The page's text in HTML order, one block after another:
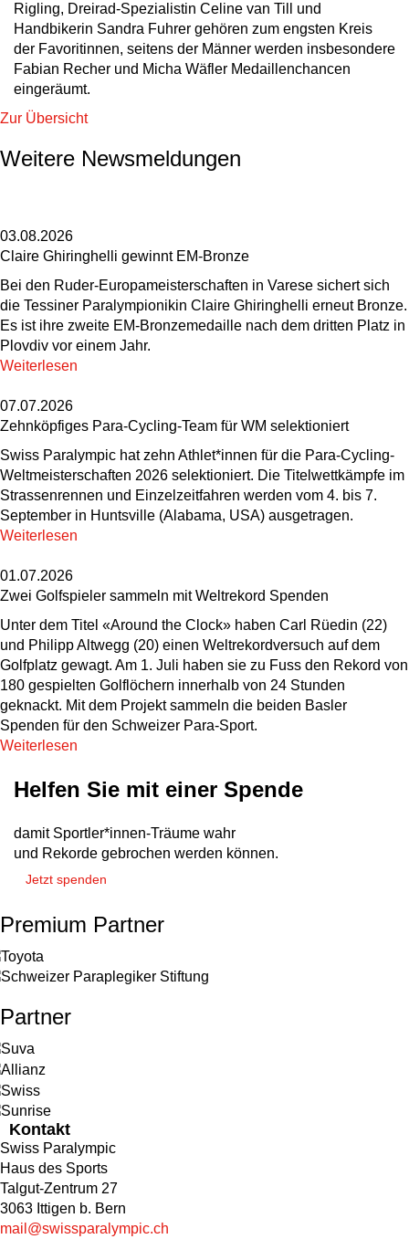
Rigling, Dreirad-Spezialistin Celine van Till und
Handbikerin Sandra Fuhrer gehören zum engsten Kreis
der Favoritinnen, seitens der Männer werden insbesondere
Fabian Recher und Micha Wäfler Medaillenchancen
eingeräumt.
Zur Übersicht
Weitere Newsmeldungen
03.08.2026
Claire Ghiringhelli gewinnt EM-Bronze
Bei den Ruder-Europameisterschaften in Varese sichert sich
die Tessiner Paralympionikin Claire Ghiringhelli erneut Bronze.
Es ist ihre zweite EM-Bronzemedaille nach dem dritten Platz in
Plovdiv vor einem Jahr.
Weiterlesen
07.07.2026
Zehnköpfiges Para-Cycling-Team für WM selektioniert
Swiss Paralympic hat zehn Athlet*innen für die Para-Cycling-
Weltmeisterschaften 2026 selektioniert. Die Titelwettkämpfe im
Strassenrennen und Einzelzeitfahren werden vom 4. bis 7.
September in Huntsville (Alabama, USA) ausgetragen.
Weiterlesen
01.07.2026
Zwei Golfspieler sammeln mit Weltrekord Spenden
Unter dem Titel «Around the Clock» haben Carl Rüedin (22)
und Philipp Altwegg (20) einen Weltrekordversuch auf dem
Golfplatz gewagt. Am 1. Juli haben sie zu Fuss den Rekord von
180 gespielten Golflöchern innerhalb von 24 Stunden
geknackt. Mit dem Projekt sammeln die beiden Basler
Spenden für den Schweizer Para-Sport.
Weiterlesen
Helfen Sie mit einer Spende
damit Sportler*innen-Träume wahr
und Rekorde gebrochen werden können.
Jetzt spenden
Premium Partner
Partner
Kontakt
Swiss Paralympic
Haus des Sports
Talgut-Zentrum 27
3063 Ittigen b. Bern
mail@swissparalympic.ch